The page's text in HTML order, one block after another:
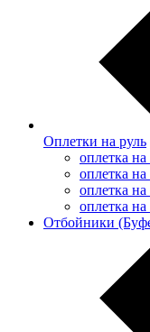
Оплетки на руль
оплетка
оплетка
оплетка
оплетка
Отбойники